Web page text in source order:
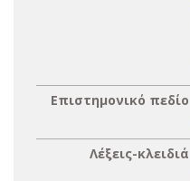
Επιστημονικό πεδίο
Λέξεις-κλειδιά